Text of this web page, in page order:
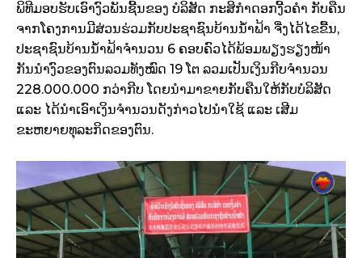
ພິທີມອບຮັບເອົາງົວພັນຊີ້ນຂອງ ບໍລິສັດ ກະສິກໍາດອກງີ້ວຄຳ ກັບຄືນ
ຈາກໂຄງການມີສ່ວນຮ່ວມກັບປະຊາຊົນບ້ານນໍ້າຟ້າ ຈື່ງໄດ້ໄຂຂື້ນ,
ປະຊາຊົນບ້ານນໍ້າຟ້າຈຳນວນ 6 ຄອບຄົວໄດ້ພ້ອມພຽງຮຽງໜ້າ
ກັນນຳງົວຂອງຕົນລວມທັງໝົດ 19 ໂຕ ລວມເປັນເງິນກີບຈຳນວນ
228.000.000 ກວ່າກີບ ໂດຍນຳມາຂາຍກັບຄືນໃຫ້ກັບບໍລິສັດ
ແລະ ໄດ້ນຳເອົາເງິນຈຳນວນດັງກ່າວໄປນຳໃຊ້ ແລະ ເສີມ
ຂະຫຍາຍທຸລະກິດຂອງຕົນ.